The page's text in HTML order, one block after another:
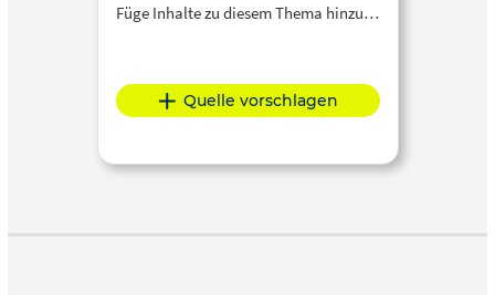
Füge Inhalte zu diesem Thema hinzu…
Quelle vorschlagen